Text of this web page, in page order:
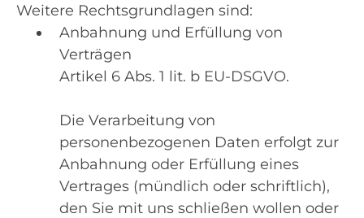
Weitere Rechtsgrundlagen sind:
Anbahnung und Erfüllung von
Verträgen
Artikel 6 Abs. 1 lit. b EU-DSGVO.
Die Verarbeitung von
personenbezogenen Daten erfolgt zur
Anbahnung oder Erfüllung eines
Vertrages (mündlich oder schriftlich),
den Sie mit uns schließen wollen oder